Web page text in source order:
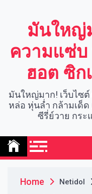
มันใหญ่
ความแซ่บ
ฮอต ซิ
มันใหญ่มาก! เว็บไซ
หล่อ หุ่นล่ำ กล้ามเด็ด
ซีรี่ย์วาย กร
Home
Netidol